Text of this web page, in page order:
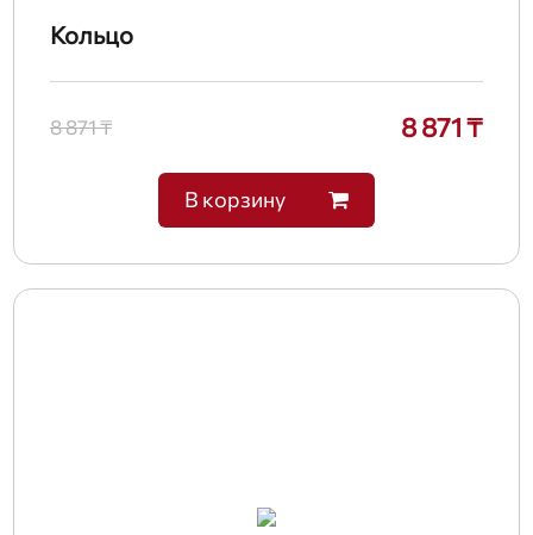
Кольцо
8 871 ₸ 8 871 ₸
В корзину